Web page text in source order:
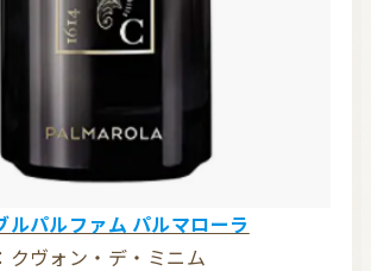
ブルパルファム パルマローラ
：クヴォン・デ・ミニム